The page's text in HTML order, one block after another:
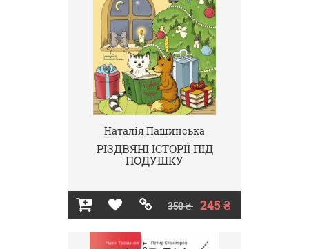
Наталія Пашинська
РІЗДВЯНІ ІСТОРІЇ ПІД
ПОДУШКУ
350 ₴ 245 ₴